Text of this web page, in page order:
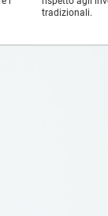
tradizionali.